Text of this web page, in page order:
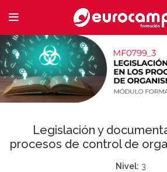
Legislación y
procesos de control de
Nivel: 3